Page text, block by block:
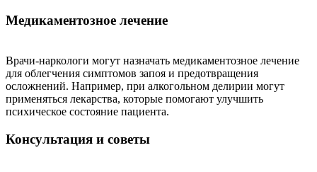
Медикаментозное лечение
Врачи-наркологи могут назначать медикаментозное лечение
для облегчения симптомов запоя и предотвращения
осложнений. Например, при алкогольном делирии могут
применяться лекарства, которые помогают улучшить
психическое состояние пациента.
Консультация и советы